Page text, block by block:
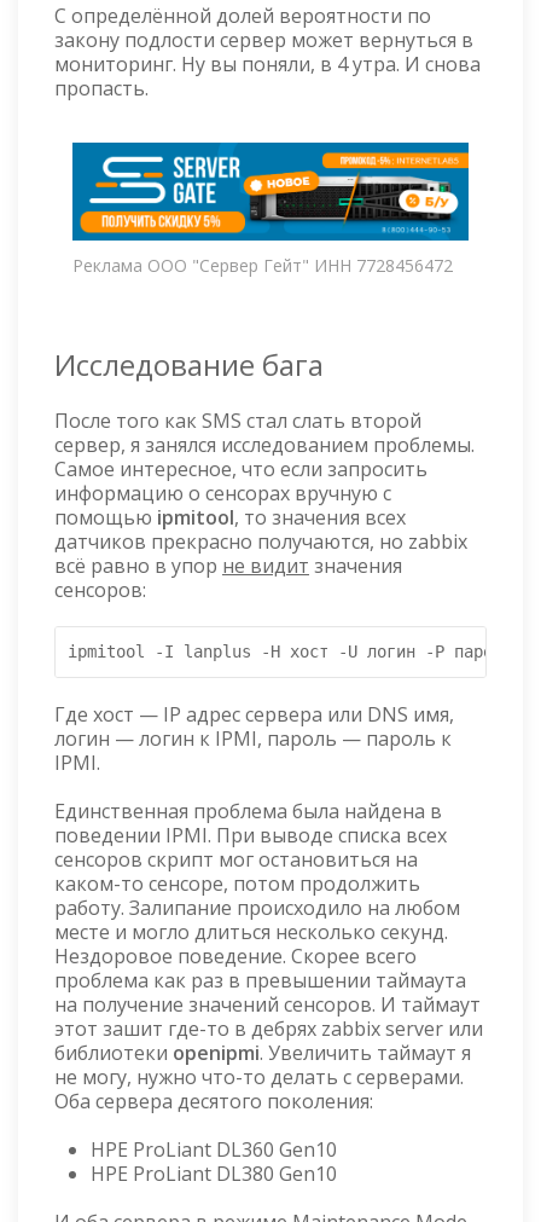
С определённой долей вероятности по
закону подлости сервер может вернуться в
мониторинг. Ну вы поняли, в 4 утра. И снова
пропасть.
Реклама ООО "Сервер Гейт" ИНН 7728456472
Исследование бага
После того как SMS стал слать второй
сервер, я занялся исследованием проблемы.
Самое интересное, что если запросить
информацию о сенсорах вручную с
помощью ipmitool, то значения всех
датчиков прекрасно получаются, но zabbix
всё равно в упор не видит значения
сенсоров:
ipmitool -I lanplus -H хост -U логин -P пароль
Где хост — IP адрес сервера или DNS имя,
логин — логин к IPMI, пароль — пароль к
IPMI.
Единственная проблема была найдена в
поведении IPMI. При выводе списка всех
сенсоров скрипт мог остановиться на
каком-то сенсоре, потом продолжить
работу. Залипание происходило на любом
месте и могло длиться несколько секунд.
Нездоровое поведение. Скорее всего
проблема как раз в превышении таймаута
на получение значений сенсоров. И таймаут
этот зашит где-то в дебрях zabbix server или
библиотеки openipmi. Увеличить таймаут я
не могу, нужно что-то делать с серверами.
Оба сервера десятого поколения:
HPE ProLiant DL360 Gen10
HPE ProLiant DL380 Gen10